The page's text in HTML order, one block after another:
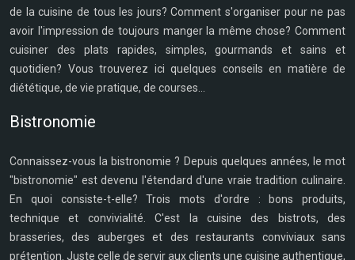
de la cuisine de tous les jours? Comment s'organiser pour ne pas
avoir l'impression de toujours manger la même chose? Comment
cuisiner des plats rapides, simples, gourmands et sains et
quotidien? Vous trouverez ici quelques conseils en matière de
diététique, de vie pratique, de courses...
Bistronomie
Connaissez-vous la bistronomie ? Depuis quelques années, le mot
"bistronomie" est devenu l'étendard d'une vraie tradition culinaire.
En quoi consiste-t-elle? Trois mots d'ordre : bons produits,
technique et convivialité. C'est la cuisine des bistrots, des
brasseries, des auberges et des restaurants conviviaux sans
prétention. Juste celle de servir aux clients une cuisine authentique,